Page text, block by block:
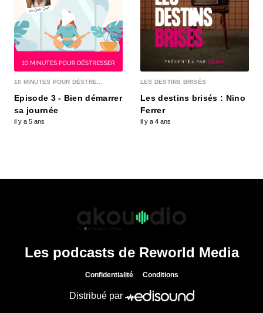
10 MINUTES POUR DÉSTRE...
Episode 3 - Bien démarrer
sa journée
il y a 5 ans
LES DESTINS BRISÉS
Les destins brisés : Nino
Ferrer
il y a 4 ans
Les podcasts de Reworld Media
Confidentialité Conditions
Distribué par